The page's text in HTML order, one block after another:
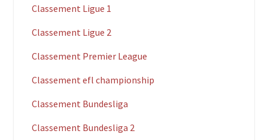
Classement Ligue 1
Classement Ligue 2
Classement Premier League
Classement efl championship
Classement Bundesliga
Classement Bundesliga 2